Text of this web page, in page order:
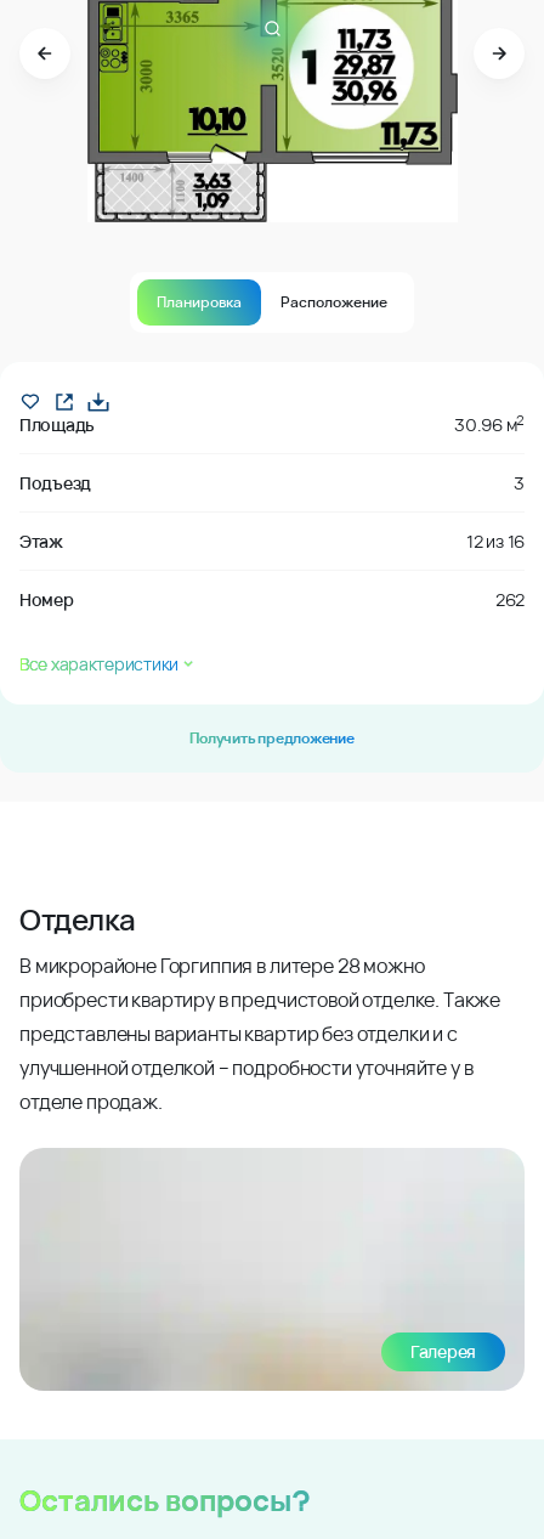
Планировка Расположение
Площадь 30.96 м2
Подъезд 3
Этаж 12из16
Номер 262
Все характеристики
Получить предложение
Отделка
В микрорайоне Горгиппия в литере 28 можно
приобрести квартиру в предчистовой отделке. Также
представлены варианты квартир без отделки и с
улучшенной отделкой – подробности уточняйте у в
отделе продаж.
Галерея
Остались вопросы?